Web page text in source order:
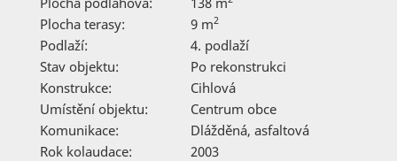
Plocha terasy: 9 m2
Podlaží:
4. podlaží
Stav objektu:
Po rekonstrukci
Konstrukce:
Cihlová
Umístění objektu:
Centrum obce
Komunikace:
Dlážděná, asfaltová
Rok kolaudace:
2003